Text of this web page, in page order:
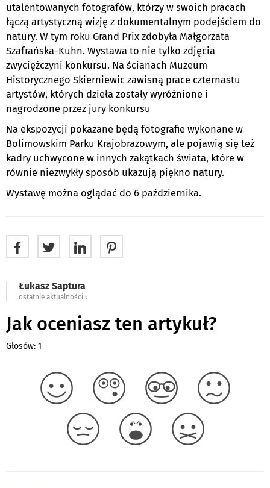
utalentowanych fotografów, którzy w swoich pracach
łączą artystyczną wizję z dokumentalnym podejściem do
natury. W tym roku Grand Prix zdobyła Małgorzata
Szafrańska-Kuhn. Wystawa to nie tylko zdjęcia
zwyciężczyni konkursu. Na ścianach Muzeum
Historycznego Skierniewic zawisną prace czternastu
artystów, których dzieła zostały wyróżnione i
nagrodzone przez jury konkursu
Na ekspozycji pokazane będą fotografie wykonane w
Bolimowskim Parku Krajobrazowym, ale pojawią się też
kadry uchwycone w innych zakątkach świata, które w
równie niezwykły sposób ukazują piękno natury.
Wystawę można oglądać do 6 października.
Łukasz Saptura
ostatnie aktualności ‹
Jak oceniasz ten artykuł?
Głosów: 1